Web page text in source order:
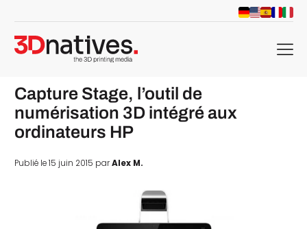
menu
Capture Stage, l’outil de
numérisation 3D intégré aux
ordinateurs HP
Publié le 15 juin 2015 parAlex M.